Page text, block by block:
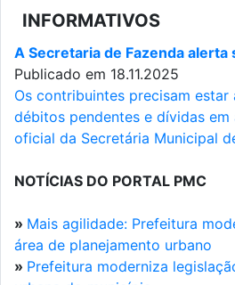
INFORMATIVOS
A Secretaria de Fazenda alerta
Publicado em 18.11.2025
Os contribuintes precisam
débitos pendentes e dívidas
oficial da Secretária Municipal
NOTÍCIAS DO PORTAL PMC
» Mais agilidade: Prefeitura
área de planejamento urbano
» Prefeitura moderniza